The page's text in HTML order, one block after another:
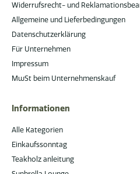
Widerrufsrecht- und
Allgemeine und Lieferbedingungen
Datenschutzerklärung
Für Unternehmen
Impressum
MwSt beim Unternehmenskauf
Informationen
Alle Kategorien
Einkaufssonntag
Teakholz anleitung